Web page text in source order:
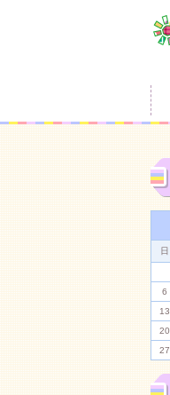
日
6
13
20
27